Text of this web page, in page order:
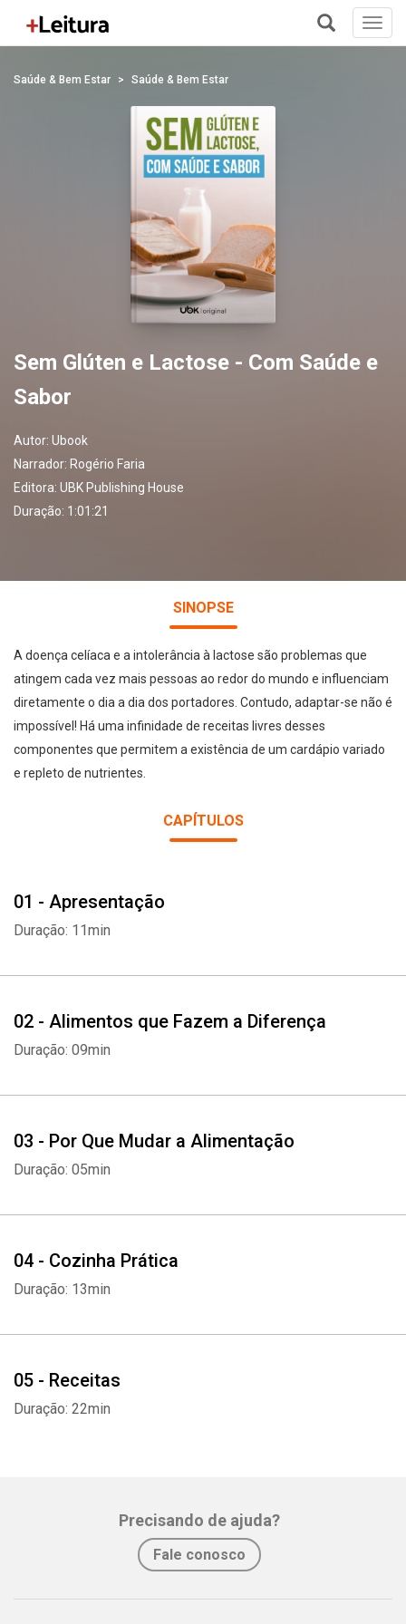
Saúde & Bem Estar Saúde & Bem Estar
Sem Glúten e Lactose - Com Saúde e
Sabor
Autor: Ubook
Narrador: Rogério Faria
Editora: UBK Publishing House
Duração: 1:01:21
SINOPSE
A doença celíaca e a intolerância à lactose são problemas que
atingem cada vez mais pessoas ao redor do mundo e influenciam
diretamente o dia a dia dos portadores. Contudo, adaptar-se não é
impossível! Há uma infinidade de receitas livres desses
componentes que permitem a existência de um cardápio variado
e repleto de nutrientes.
CAPÍTULOS
01 - Apresentação
Duração: 11min
02 - Alimentos que Fazem a Diferença
Duração: 09min
03 - Por Que Mudar a Alimentação
Duração: 05min
04 - Cozinha Prática
Duração: 13min
05 - Receitas
Duração: 22min
Precisando de ajuda?
Fale conosco